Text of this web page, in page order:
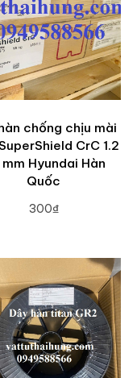
chống chịu mài
CrC 1.2
mm Hyundai Hàn
Quốc
300₫